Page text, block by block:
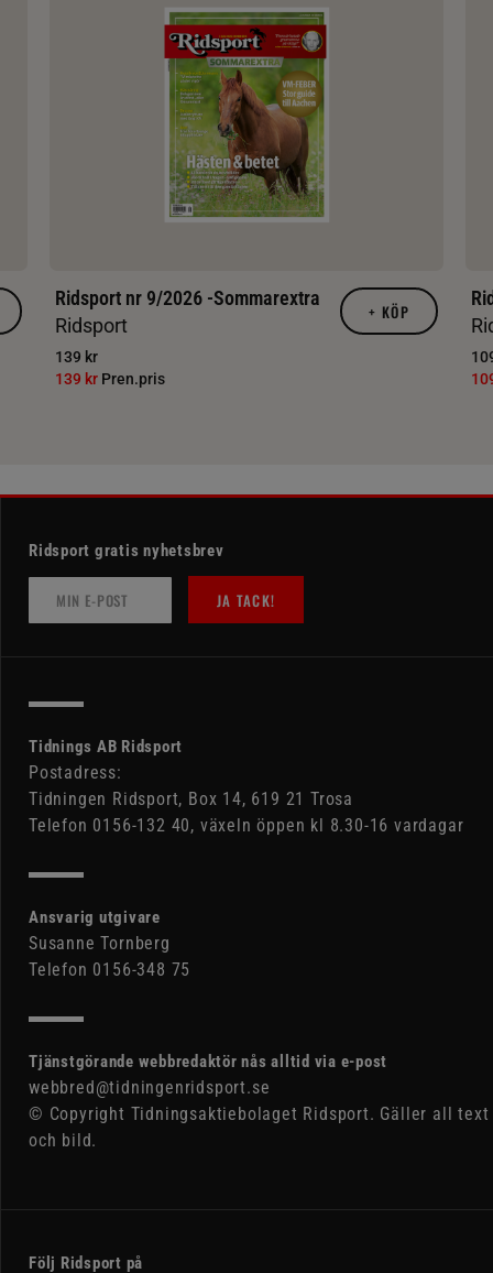
Ridsport nr 9/2026 -Sommarextra
Ridsport
139 kr
139 kr Pren.pris
+ KÖP
Ridsport gratis nyhetsbrev
JA TACK!
Tidnings AB Ridsport
Postadress:
Tidningen Ridsport, Box 14, 619 21 Trosa
Telefon 0156-132 40, växeln öppen kl 8.30-16 vardagar
Ansvarig utgivare
Susanne Tornberg
Telefon 0156-348 75
Tjänstgörande webbredaktör nås alltid via e-post
webbred@tidningenridsport.se
© Copyright Tidningsaktiebolaget Ridsport. Gäller all text
och bild.
Följ Ridsport på